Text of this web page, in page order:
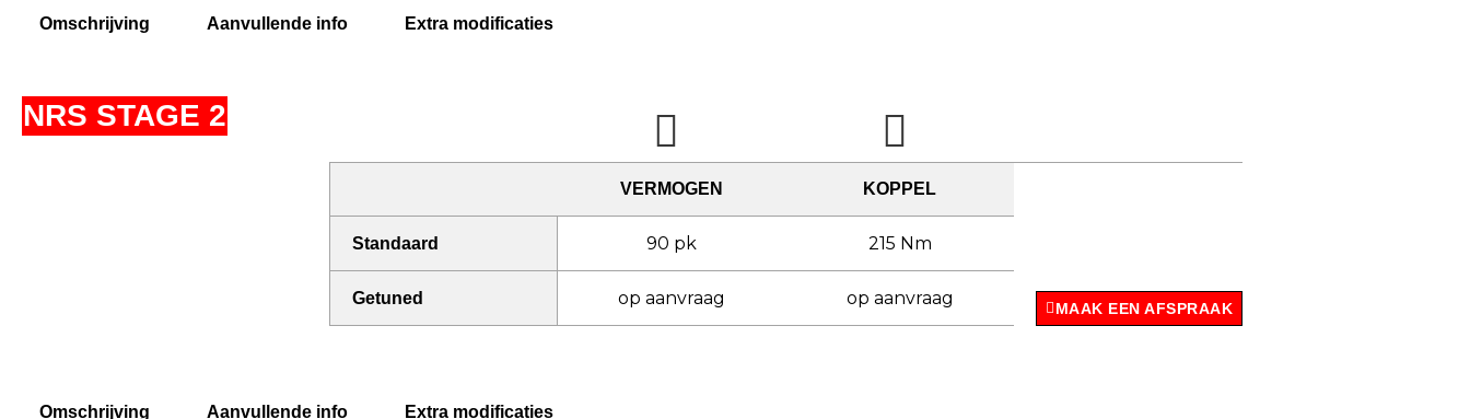
Omschrijving Aanvullende info Extra modificaties
NRS STAGE 2
VERMOGEN KOPPEL
Standaard 90 pk 215 Nm
Getuned op aanvraag op aanvraag
MAAK EEN AFSPRAAK
Omschrijving Aanvullende info Extra modificaties